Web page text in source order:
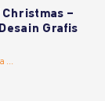
Christmas –
Grafis
...